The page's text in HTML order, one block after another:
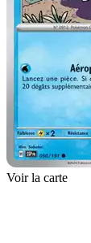
Voir la carte